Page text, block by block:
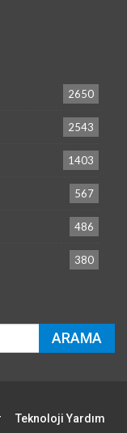
2650
2543
1403
567
486
380
Teknoloji Yardım